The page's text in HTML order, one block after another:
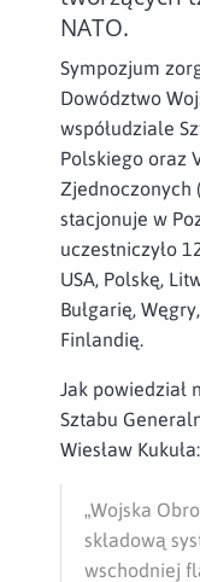
NATO.
Sympozjum
Dowództwo
współudziale
Polskiego oraz
Zjednoczonych
stacjonuje w
uczestniczyło
USA, Polskę,
Bułgarię,
Finlandię.
Jak powiedział
Sztabu
Wiesław Kukuła:
„Wojska
składową
wschodniej